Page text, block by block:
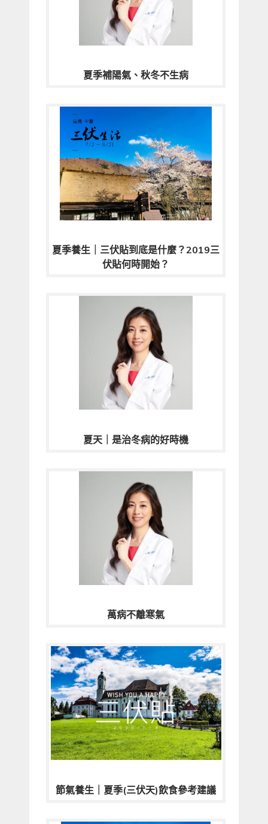
夏季補陽氣、秋冬不生病
夏季養生｜三伏貼到底是什麼？2019三
伏貼何時開始？
夏天｜是治冬病的好時機
萬病不離寒氣
節氣養生｜夏季(三伏天)飲食參考建議